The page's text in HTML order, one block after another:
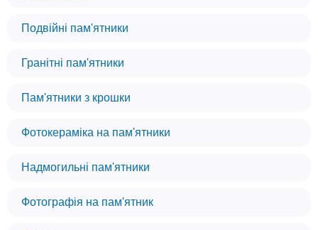
Подвійні пам'ятники
Гранітні пам'ятники
Пам'ятники з крошки
Фотокераміка на пам'ятники
Надмогильні пам'ятники
Фотографія на пам'ятник